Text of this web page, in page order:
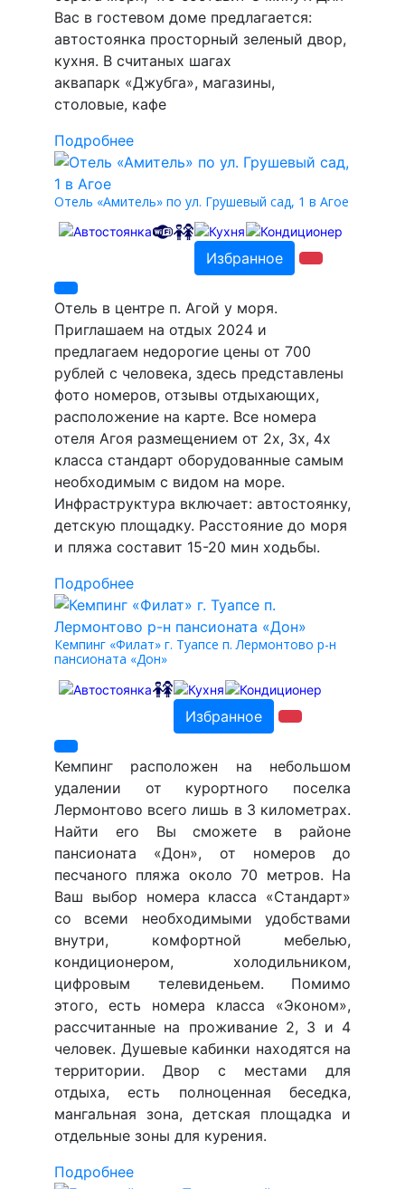
Вас в гостевом доме предлагается:
автостоянка просторный зеленый двор,
кухня. В считаных шагах
аквапарк «Джубга», магазины,
столовые, кафе
Подробнее
Отель «Амитель» по ул. Грушевый сад, 1 в Агое
Избранное
Отель в центре п. Агой у моря.
Приглашаем на отдых 2024 и
предлагаем недорогие цены от 700
рублей с человека, здесь представлены
фото номеров, отзывы отдыхающих,
расположение на карте. Все номера
отеля Агоя размещением от 2х, 3х, 4х
класса стандарт оборудованные самым
необходимым с видом на море.
Инфраструктура включает: автостоянку,
детскую площадку. Расстояние до моря
и пляжа составит 15-20 мин ходьбы.
Подробнее
Кемпинг «Филат» г. Туапсе п. Лермонтово р-н
пансионата «Дон»
Избранное
Кемпинг расположен на небольшом
удалении от курортного поселка
Лермонтово всего лишь в 3 километрах.
Найти его Вы сможете в районе
пансионата «Дон», от номеров до
песчаного пляжа около 70 метров. На
Ваш выбор номера класса «Стандарт»
со всеми необходимыми удобствами
внутри, комфортной мебелью,
кондиционером, холодильником,
цифровым телевиденьем. Помимо
этого, есть номера класса «Эконом»,
рассчитанные на проживание 2, 3 и 4
человек. Душевые кабинки находятся на
территории. Двор с местами для
отдыха, есть полноценная беседка,
мангальная зона, детская площадка и
отдельные зоны для курения.
Подробнее